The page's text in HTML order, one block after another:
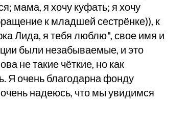
мама, я хочу куфать; я хочу
к младшей сестрёнке)), к
Лида, я тебя люблю", свое имя и
были незабываемые, и это
не такие чёткие, но как
Я очень благодарна фонду
надеюсь, что мы увидимся